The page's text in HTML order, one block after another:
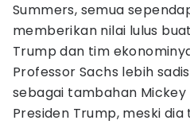
Summers, semua
memberikan nilai lulus
Trump dan tim
Professor Sachs lebih
sebagai tambahan
Presiden Trump, meski